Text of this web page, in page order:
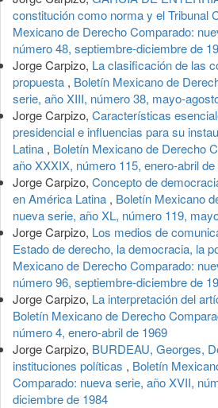
constitución como norma y el Tribunal
Mexicano de Derecho Comparado:
número 48, septiembre-diciembre de
Jorge Carpizo, La clasificación de las
propuesta , Boletín Mexicano de
serie, año XIII, número 38, mayo-
Jorge Carpizo, Características
presidencial e influencias para su
Latina , Boletín Mexicano de Derecho
año XXXIX, número 115, enero-abril de
Jorge Carpizo, Concepto de
en América Latina , Boletín Mexicano
nueva serie, año XL, número 119,
Jorge Carpizo, Los medios de
Estado de derecho, la democracia, la
Mexicano de Derecho Comparado:
número 96, septiembre-diciembre de
Jorge Carpizo, La interpretación del
Boletín Mexicano de Derecho
número 4, enero-abril de 1969
Jorge Carpizo, BURDEAU, Georges,
instituciones políticas , Boletín
Comparado: nueva serie, año XVII,
diciembre de 1984